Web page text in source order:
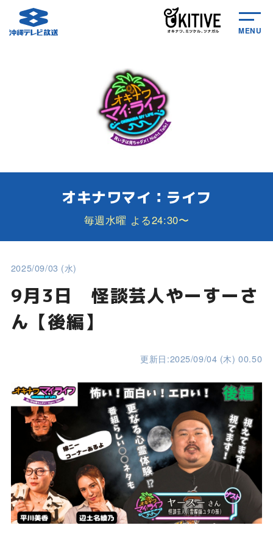
MENU
オキナワマイ：ライフ
毎週水曜 よる24:30〜
2025/09/03 (水)
9月3日 怪談芸人やーすーさ
ん【後編】
更新日:2025/09/04 (木) 00.50